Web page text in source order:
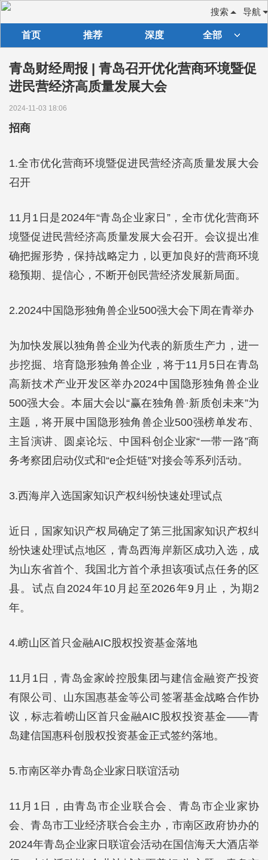
导航
搜索
首页 推荐 深度 全部
青岛财经周报 | 青岛召开优化营商环境暨促
进民营经济高质量发展大会
2024-11-03 18:06
招商
1.全市优化营商环境暨促进民营经济高质量发展大会
召开
11月1日是2024年“青岛企业家日”，全市优化营商环
境暨促进民营经济高质量发展大会召开。会议提出准
确把握形势，保持战略定力，以更加良好的营商环境
稳预期、提信心，不断开创民营经济发展新局面。
2.2024中国隐形独角兽企业500强大会下周在青举办
为加快发展以独角兽企业为代表的新质生产力，进一
步挖掘、培育隐形独角兽企业，将于11月5日在青岛
高新技术产业开发区举办2024中国隐形独角兽企业
500强大会。本届大会以“赢在独角兽·新质创未来”为
主题，将开展中国隐形独角兽企业500强榜单发布、
主旨演讲、圆桌论坛、中国科创企业家“一带一路”商
务考察团启动仪式和“e企炬链”对接会等系列活动。
3.西海岸入选国家知识产权纠纷快速处理试点
近日，国家知识产权局确定了第三批国家知识产权纠
纷快速处理试点地区，青岛西海岸新区成功入选，成
为山东省首个、我国北方首个承担该项试点任务的区
县。试点自2024年10月起至2026年9月止，为期2
年。
4.崂山区首只金融AIC股权投资基金落地
11月1日，青岛金家岭控股集团与建信金融资产投资
有限公司、山东国惠基金等公司签署基金战略合作协
议，标志着崂山区首只金融AIC股权投资基金——青
岛建信国惠科创股权投资基金正式签约落地。
5.市南区举办青岛企业家日联谊活动
11月1日，由青岛市企业联合会、青岛市企业家协
会、青岛市工业经济联合会主办，市南区政府协办的
2024年青岛企业家日联谊会活动在国信海天大酒店举